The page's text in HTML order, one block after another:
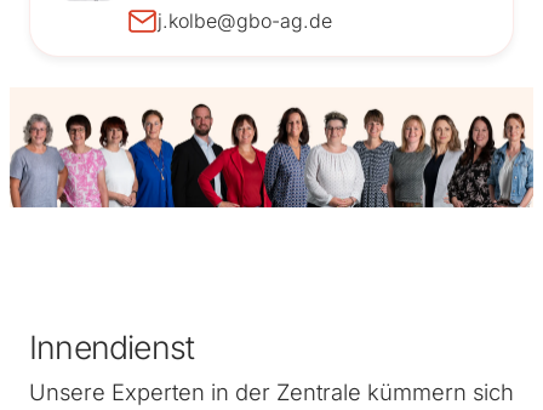
j.kolbe@gbo-ag.de
Innendienst
Unsere Experten in der Zentrale kümmern sich